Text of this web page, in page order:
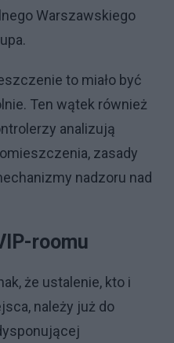
Warszawskiego
to miało być
Ten wątek również
analizują
zasady
nadzoru nad
roomu
że ustalenie, kto i
należy już do